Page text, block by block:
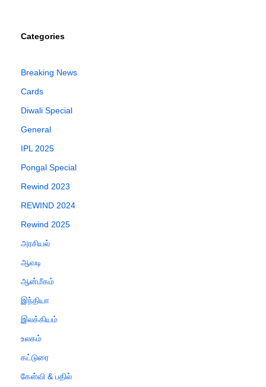
Categories
Breaking News
Cards
Diwali Special
General
IPL 2025
Pongal Special
Rewind 2023
REWIND 2024
Rewind 2025
அரசியல்
ஆவடி
ஆன்மீகம்
இந்தியா
இலக்கியம்
உலகம்
கட்டுரை
கேள்வி & பதில்